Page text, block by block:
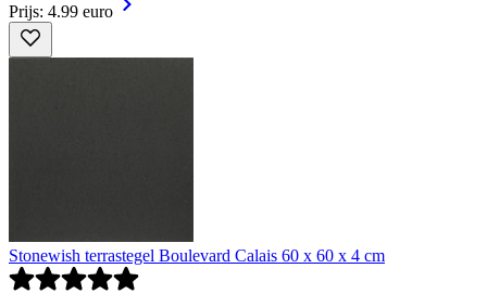
Prijs: 4.99 euro
Stonewish terrastegel Boulevard Calais 60 x 60 x 4 cm